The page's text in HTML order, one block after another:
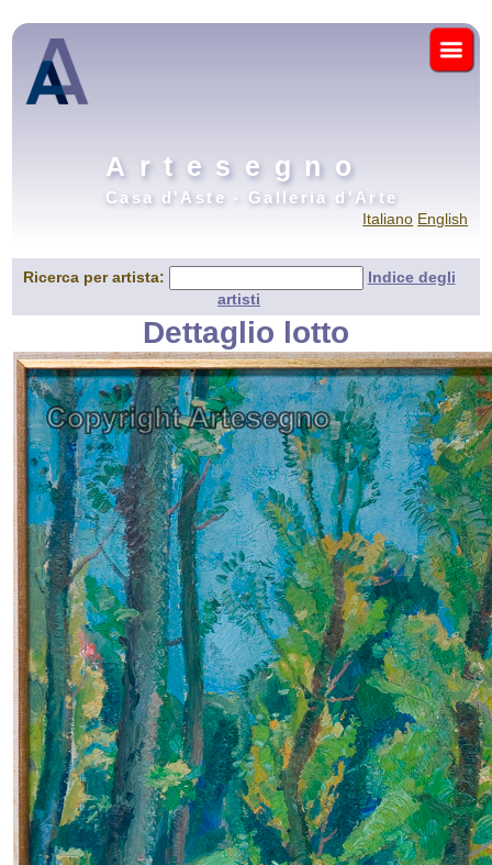
Artesegno
Casa d'Aste - Galleria d'Arte
Italiano English
Ricerca per artista:
Indice degli
artisti
Dettaglio lotto